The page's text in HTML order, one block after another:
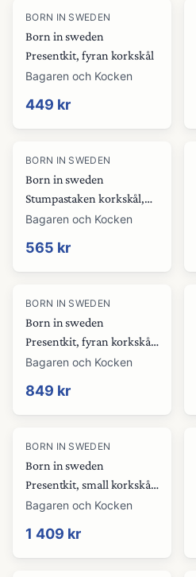
BORN IN SWEDEN
Born in sweden
Presentkit, fyran korkskål
Bagaren och Kocken
449 kr
BORN IN SWEDEN
Born in sweden
Stumpastaken korkskål,
svart
Bagaren och Kocken
565 kr
BORN IN SWEDEN
Born in sweden
Presentkit, fyran korkskål,
svart
Bagaren och Kocken
849 kr
BORN IN SWEDEN
Born in sweden
Presentkit, small korkskål,
svart, vas 4-pack
Bagaren och Kocken
1 409 kr